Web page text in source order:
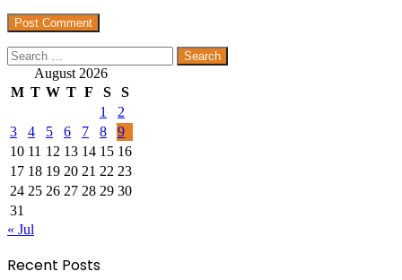
Search
for: August 2026
M T W T F S
S
1
2
3
4 5 6 7 8
9
10 11 12 13 14 15 16
17 18 19 20 21 22 23
24 25 26 27 28 29 30
31
« Jul
Recent Posts